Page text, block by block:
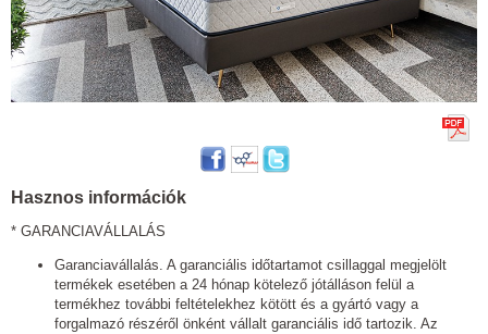
Hasznos információk
* GARANCIAVÁLLALÁS
Garanciavállalás. A garanciális időtartamot csillaggal megjelölt
termékek esetében a 24 hónap kötelező jótálláson felül a
termékhez további feltételekhez kötött és a gyártó vagy a
forgalmazó részéről önként vállalt garanciális idő tartozik. Az